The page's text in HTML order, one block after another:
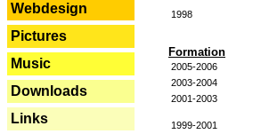
Webdesign
Pictures
Music
Downloads
Links
1998
Formation
2005-2006
2003-2004
2001-2003
1999-2001